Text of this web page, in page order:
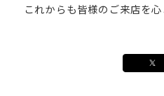
これからも皆様のご来店を